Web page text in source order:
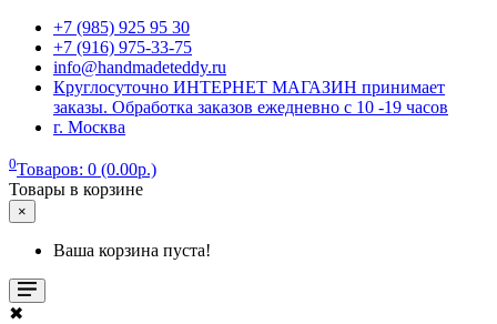
+7 (985) 925 95 30
+7 (916) 975-33-75
info@handmadeteddy.ru
Круглосуточно ИНТЕРНЕТ МАГАЗИН принимает
заказы. Обработка заказов ежедневно с 10 -19 часов
г. Москва
0Товаров: 0 (0.00р.)
Товары в корзине
×
Ваша корзина пуста!
✖